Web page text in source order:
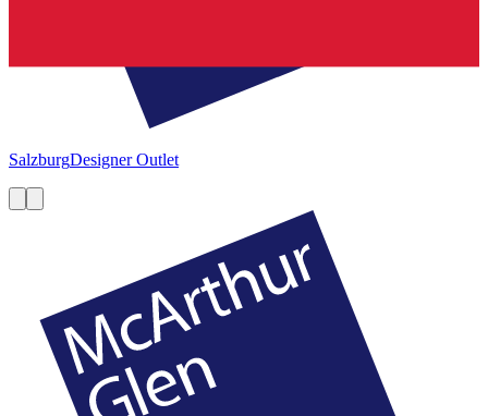
SalzburgDesigner Outlet